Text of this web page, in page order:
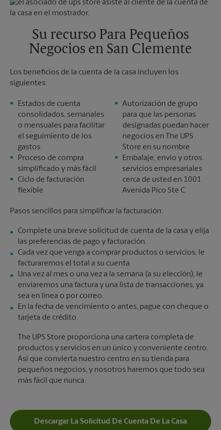
5:30 PM
Viernes
5:30 PM
Sábado
2:00 PM
Lunes
5:30 PM
Martes
5:30 PM
Su recurso Para Pequeños
Negocios en San Clemente
Los beneficios de la cuenta de la casa incluyen los
siguientes:
Estados de cuenta
consolidados, semanales
o mensuales para facilitar
el seguimiento de los
gastos
Proceso de compra
simplificado y más fácil
Ciclo de facturación
flexible
Autorización de grupo
para que las personas
designadas puedan hacer
negocios en The UPS
Store en su nombre
Embalaje, envío y otros
servicios empresariales
cerca de usted en 1001
Avenida Pico Ste C
Pasos sencillos para simplificar la facturación:
Complete una breve solicitud de cuenta de la casa y elija
las preferencias de pago y facturación.
Cada vez que venga a comprar productos o servicios, le
facturaremos el total a su cuenta.
Una vez al mes o una vez a la semana (a su elección), le
enviaremos una factura y una lista de transacciones, ya
sea en línea o por correo.
En la fecha de vencimiento o antes, pague con cheque o
tarjeta de crédito.
The UPS Store proporciona una cartera completa de
productos y servicios en un único y conveniente centro.
Así que convierta nuestro centro en su tienda para
pequeños negocios, y nosotros haremos que todo sea
más fácil que nunca.
Descargar La Solicitud De Cuenta De La Casa